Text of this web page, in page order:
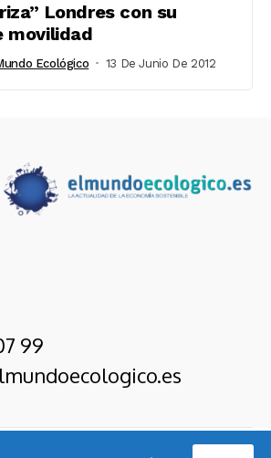
Londres con su
movilidad
Ecológico 13 De Junio De 2012
99